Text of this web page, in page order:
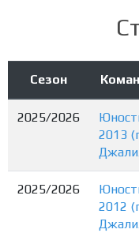
Сезон
2025/2026
2013
2025/2026
2012